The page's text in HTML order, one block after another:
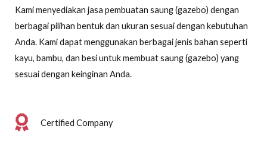
Kami menyediakan jasa pembuatan saung (gazebo) dengan
berbagai pilihan bentuk dan ukuran sesuai dengan kebutuhan
Anda. Kami dapat menggunakan berbagai jenis bahan seperti
kayu, bambu, dan besi untuk membuat saung (gazebo) yang
sesuai dengan keinginan Anda.
Certified Company